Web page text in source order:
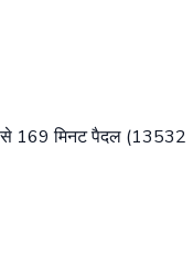
से 169 मिनट पैदल (13532